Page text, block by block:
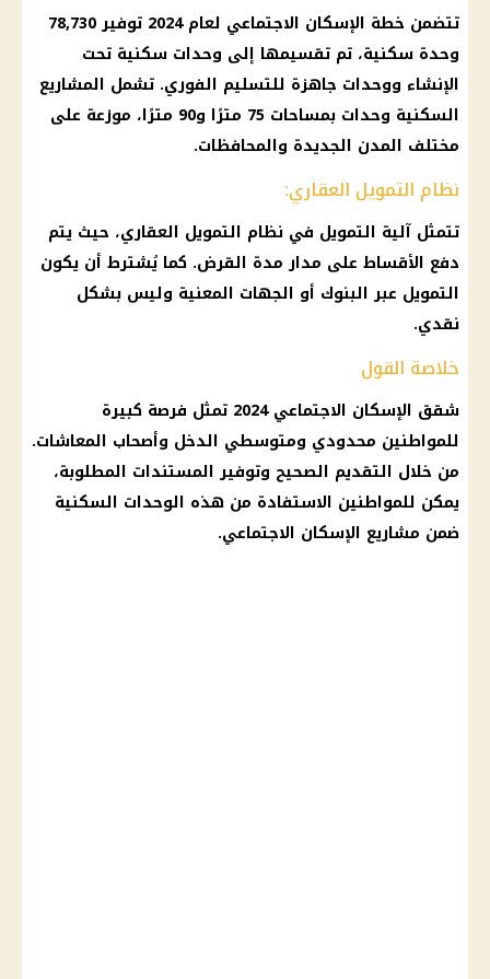
تتضمن خطة الإسكان الاجتماعي لعام 2024 توفير 78,730
وحدة سكنية، تم تقسيمها إلى وحدات سكنية تحت
الإنشاء ووحدات جاهزة للتسليم الفوري. تشمل المشاريع
السكنية وحدات بمساحات 75 مترًا و90 مترًا، موزعة على
مختلف المدن الجديدة والمحافظات.
نظام التمويل العقاري:
تتمثل آلية التمويل في نظام التمويل العقاري، حيث يتم
دفع الأقساط على مدار مدة القرض. كما يُشترط أن يكون
التمويل عبر البنوك أو الجهات المعنية وليس بشكل
نقدي.
خلاصة القول
شقق الإسكان الاجتماعي 2024 تمثل فرصة كبيرة
للمواطنين محدودي ومتوسطي الدخل وأصحاب المعاشات.
من خلال التقديم الصحيح وتوفير المستندات المطلوبة،
يمكن للمواطنين الاستفادة من هذه الوحدات السكنية
ضمن مشاريع الإسكان الاجتماعي.